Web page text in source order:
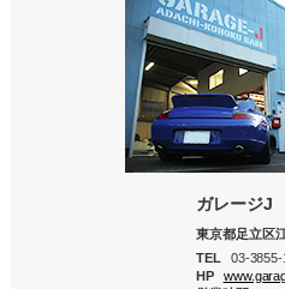
ガレージJ
東京都足立区
TEL
03-
HP